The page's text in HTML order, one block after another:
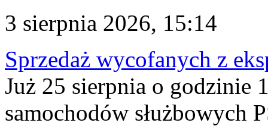
3 sierpnia 2026, 15:14
Sprzedaż wycofanych z
Już 25 sierpnia o godzinie
samochodów służbowych